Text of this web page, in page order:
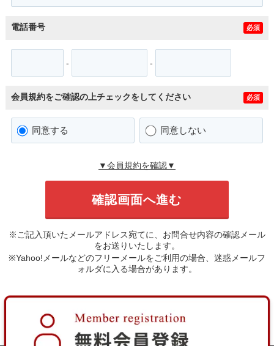
電話番号 必須
- -
会員規約をご確認の上チェックをしてください 必須
同意する 同意しない
▼会員規約を確認▼
※ご記入頂いたメールアドレス宛てに、お問合せ内容の確認メール
をお送りいたします。
※Yahoo!メールなどのフリーメールをご利用の場合、迷惑メールフ
ォルダに入る場合があります。